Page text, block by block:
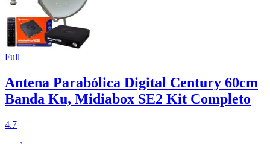
Full
Antena Parabólica Digital Century 60cm
Banda Ku, Midiabox SE2 Kit Completo
4.7